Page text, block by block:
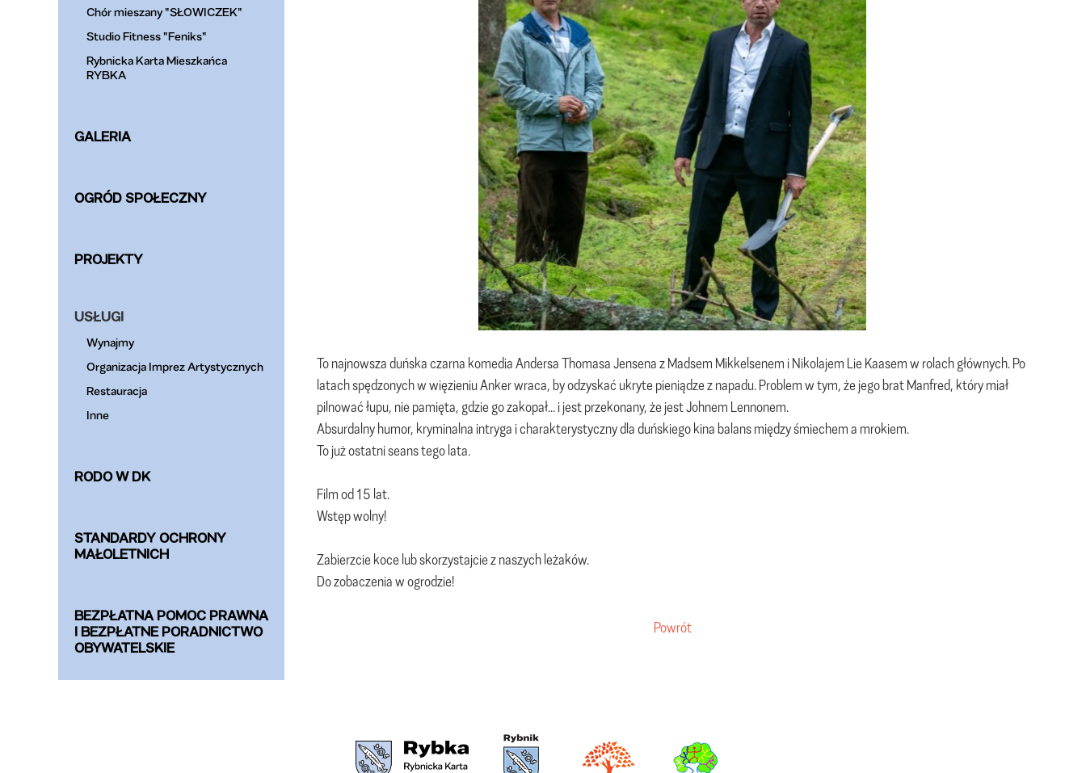
Chór mieszany "SŁOWICZEK"
Studio Fitness "Feniks"
Rybnicka Karta Mieszkańca
RYBKA
GALERIA
OGRÓD SPOŁECZNY
PROJEKTY
USŁUGI
Wynajmy
Organizacja Imprez Artystycznych
Restauracja
Inne
RODO W DK
STANDARDY OCHRONY
MAŁOLETNICH
BEZPŁATNA POMOC PRAWNA
I BEZPŁATNE PORADNICTWO
OBYWATELSKIE
To najnowsza duńska czarna komedia Andersa Thomasa Jensena z Madsem Mikkelsenem i Nikolajem Lie Kaasem w rolach głównych. Po
latach spędzonych w więzieniu Anker wraca, by odzyskać ukryte pieniądze z napadu. Problem w tym, że jego brat Manfred, który miał
pilnować łupu, nie pamięta, gdzie go zakopał... i jest przekonany, że jest Johnem Lennonem.
Absurdalny humor, kryminalna intryga i charakterystyczny dla duńskiego kina balans między śmiechem a mrokiem.
To już ostatni seans tego lata.
Film od 15 lat.
Wstęp wolny!
Zabierzcie koce lub skorzystajcie z naszych leżaków.
Do zobaczenia w ogrodzie!
Powrót